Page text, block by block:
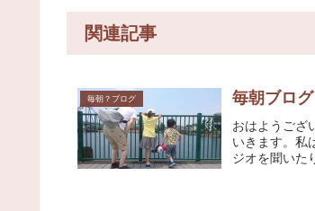
関連記事
毎朝？ブログ 毎朝ブロ
おはようござ
いきます。私
ジオを聞いた